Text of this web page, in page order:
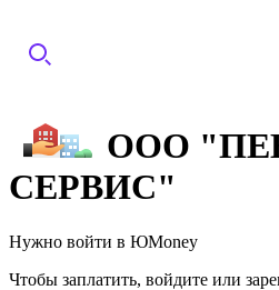
ООО
СЕРВИС"
Нужно войти в ЮMoney
Чтобы заплатить, войдите или